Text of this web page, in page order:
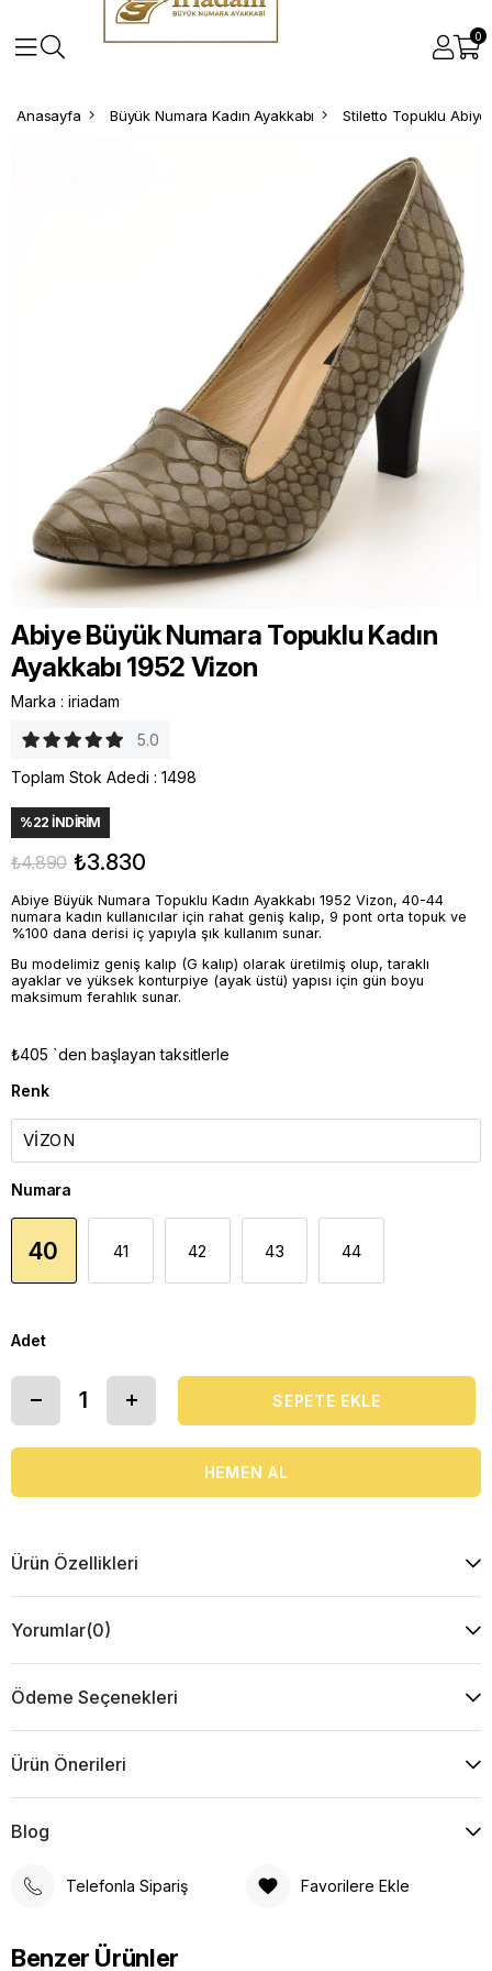
0
Anasayfa Büyük Numara Kadın Ayakkabı Stiletto Topuklu Abiye
Abiye Büyük Numara Topuklu Kadın
Ayakkabı 1952 Vizon
Marka : iriadam
5.0
Toplam Stok Adedi : 1498
%22 İNDIRIM
₺4.890 ₺3.830
Abiye Büyük Numara Topuklu Kadın Ayakkabı 1952 Vizon, 40-44
numara kadın kullanıcılar için rahat geniş kalıp, 9 pont orta topuk ve
%100 dana derisi iç yapıyla şık kullanım sunar.
Bu modelimiz geniş kalıp (G kalıp) olarak üretilmiş olup, taraklı
ayaklar ve yüksek konturpiye (ayak üstü) yapısı için gün boyu
maksimum ferahlık sunar.
₺405 `den başlayan taksitlerle
Renk
Numara
40 41 42 43 44
Adet
Ürün Özellikleri
Yorumlar(0)
Ödeme Seçenekleri
Ürün Önerileri
Blog
Telefonla Sipariş Favorilere Ekle
Benzer Ürünler